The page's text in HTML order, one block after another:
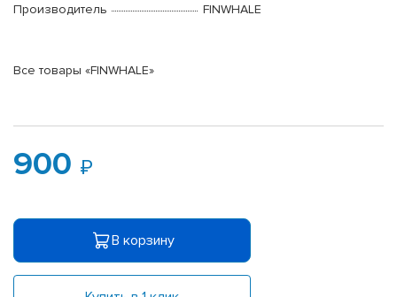
Производитель
FINWHALE
Все товары «FINWHALE»
900
В корзину